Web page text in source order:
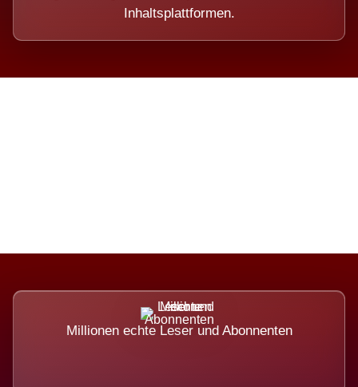
Inhaltsplattformen.
Millionen echte Leser und Abonnenten